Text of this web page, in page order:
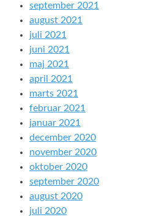
september 2021
august 2021
juli 2021
juni 2021
maj 2021
april 2021
marts 2021
februar 2021
januar 2021
december 2020
november 2020
oktober 2020
september 2020
august 2020
juli 2020